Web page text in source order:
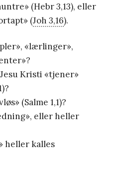
(Hebr 3,13), eller
(Joh 3,16).
«lærlinger»,
Kristi «tjener»
(Salme 1,1)?
eller heller
heller kalles